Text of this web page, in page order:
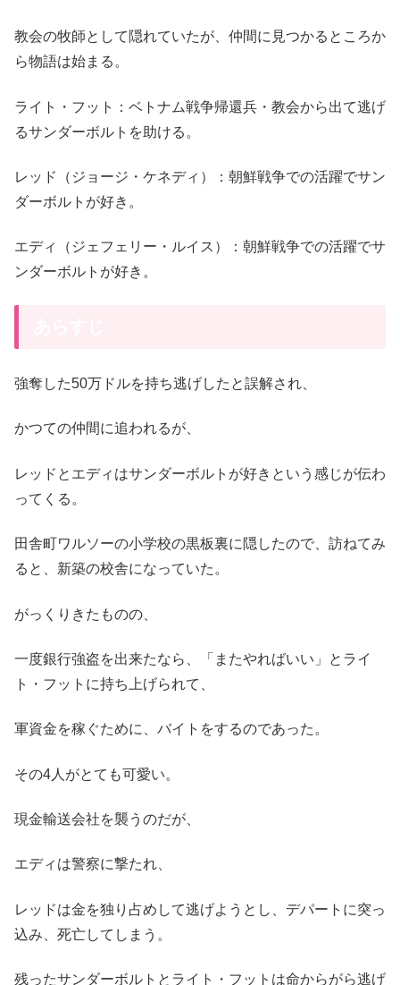
教会の牧師として隠れていたが、仲間に見つかるところか
ら物語は始まる。
ライト・フット：ベトナム戦争帰還兵・教会から出て逃げ
るサンダーボルトを助ける。
レッド（ジョージ・ケネディ）：朝鮮戦争での活躍でサン
ダーボルトが好き。
エディ（ジェフェリー・ルイス）：朝鮮戦争での活躍でサ
ンダーボルトが好き。
強奪した50万ドルを持ち逃げしたと誤解され、
かつての仲間に追われるが、
レッドとエディはサンダーボルトが好きという感じが伝わ
ってくる。
田舎町ワルソーの小学校の黒板裏に隠したので、訪ねてみ
ると、新築の校舎になっていた。
がっくりきたものの、
一度銀行強盗を出来たなら、「またやればいい」とライ
ト・フットに持ち上げられて、
軍資金を稼ぐために、バイトをするのであった。
その4人がとても可愛い。
現金輸送会社を襲うのだが、
エディは警察に撃たれ、
レッドは金を独り占めして逃げようとし、デパートに突っ
込み、死亡してしまう。
残ったサンダーボルトとライト・フットは命からがら逃げ